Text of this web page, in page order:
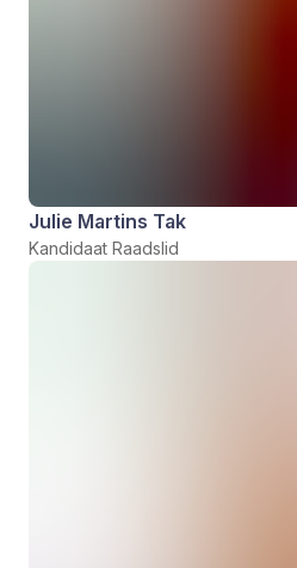
Julie Martins Tak
Kandidaat Raadslid